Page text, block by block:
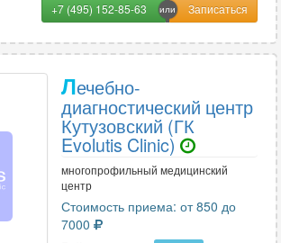
+7 (495) 152-85-63
Лечебно-
диагностический центр
Кутузовский (ГК
Evolutis Clinic)
многопрофильный медицинский
центр
Стоимость приема: от 850 до
7000